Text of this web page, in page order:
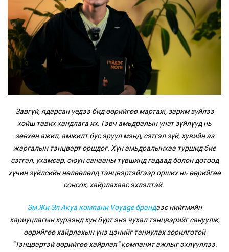
Завгүй, ядарсан үедээ бид өөрийгөө мартаж, зарим зүйлээ
хойш тавих хандлага их. Гэвч амьдралын үнэт зүйлүүд нь
зөвхөн ажил, амжилт бус эрүүл мэнд, сэтгэл зүй, хувийн аз
жаргалын тэнцвэрт оршдог. Хүн амьдралынхаа туршид бие
сэтгэл, ухамсар, оюун санааны түвшинд гадаад болон дотоод
хүчин зүйлсийн нөлөөлөлд тэнцвэртэйгээр орших нь өөрийгөө
сонсох, хайрлахаас эхлэлтэй.
Эм Жи Эл Акуа компани Voyage брэндээс нийгмийн
хариуцлагын хүрээнд хүн бүрт энэ чухал тэнцвэрийг сануулж,
өөрийгөө хайрлахын үнэ цэнийг таниулах зорилготой
“Тэнцвэртэй өөрийгөө хайрлая” компанит ажлыг эхлүүллээ.